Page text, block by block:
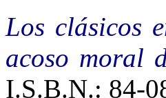
Los clásicos
acoso moral
I.S.B.N.: 84-